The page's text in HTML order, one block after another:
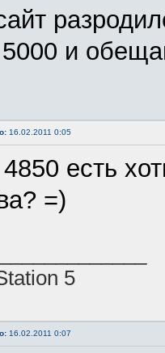
и
16.02.2011 0:05
есть
=)
5
16.02.2011 0:07